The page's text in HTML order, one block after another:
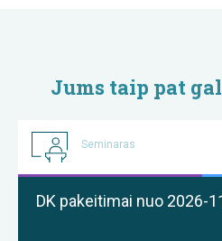
Jums taip pat
Seminaras
DK pakeitimai nuo 2026-